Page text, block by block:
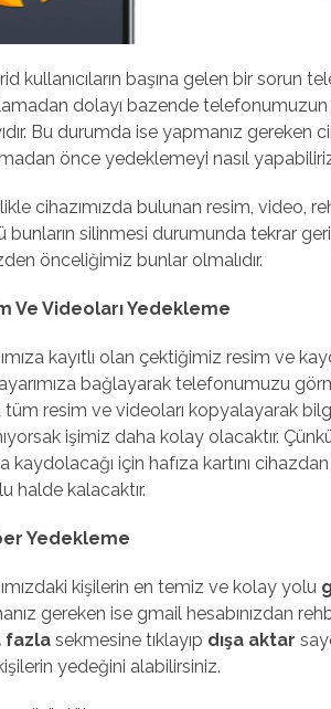
kullanıcıların başına gelen bir sorun
dolayı bazende
Bu durumda ise yapmanız gereken
önce yedeklemeyi nasıl
cihazımızda bulunan resim, video,
bunların silinmesi durumunda tekrar
önceliğimiz bunlar olmalıdır.
Ve Videoları Yedekleme
kayıtlı olan çektiğimiz resim ve
bağlayarak telefonumuzu
tüm resim ve videoları kopyalayarak
işimiz daha kolay olacaktır.
kaydolacağı için hafıza kartını
halde kalacaktır.
Yedekleme
kişilerin en temiz ve kolay yolu
gereken ise gmail hesabınızdan
fazla sekmesine tıklayıp dışa aktar
yedeğini alabilirsiniz.